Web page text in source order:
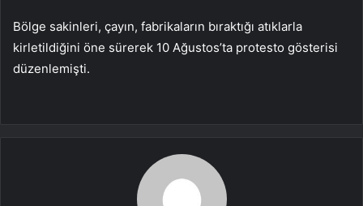
Bölge sakinleri, çayın, fabrikaların bıraktığı atıklarla
kirletildiğini öne sürerek 10 Ağustos’ta protesto gösterisi
düzenlemişti.